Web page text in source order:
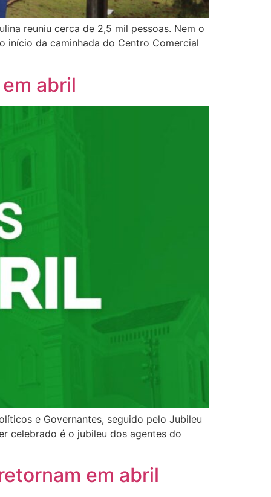
reuniu cerca de 2,5 mil pessoas. Nem o
início da caminhada do Centro Comercial
abril
e Governantes, seguido pelo Jubileu
celebrado é o jubileu dos agentes do
em abril